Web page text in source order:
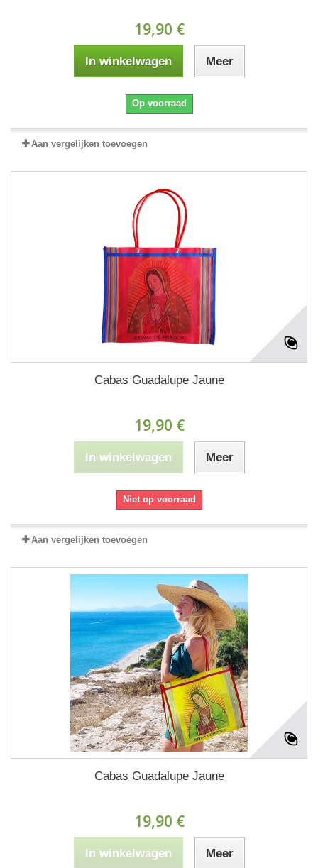
19,90 €
In winkelwagen Meer
Op voorraad
Aan vergelijken toevoegen
Cabas Guadalupe Jaune
19,90 €
In winkelwagen Meer
Niet op voorraad
Aan vergelijken toevoegen
Cabas Guadalupe Jaune
19,90 €
In winkelwagen Meer